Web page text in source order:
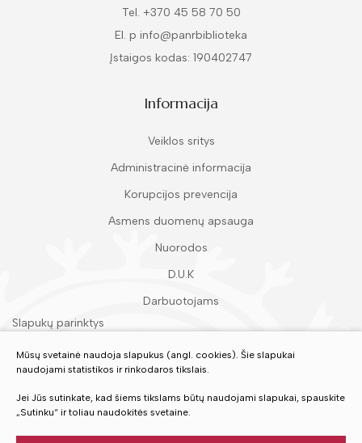
Tel. +370 45 58 70 50
El. p info@panrbiblioteka
Įstaigos kodas: 190402747
Informacija
Veiklos sritys
Administracinė informacija
Korupcijos prevencija
Asmens duomenų apsauga
Nuorodos
D.U.K
Darbuotojams
Slapukų parinktys
Įvertinkite mūsų paslaugas
Mūsų svetainė naudoja slapukus (angl. cookies). Šie slapukai
naudojami statistikos ir rinkodaros tikslais.
Jei Jūs sutinkate, kad šiems tikslams būtų naudojami slapukai, spauskite
„Sutinku“ ir toliau naudokitės svetaine.